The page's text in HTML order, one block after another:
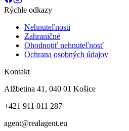
Rýchle odkazy
Nehnuteľnosti
Zahraničné
Ohodnotiť nehnuteľnosť
Ochrana osobných údajov
Kontakt
Alžbetina 41, 040 01 Košice
+421 911 011 287
agent@realagent.eu